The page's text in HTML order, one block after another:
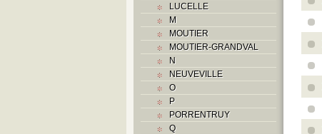
LUCELLE
M
MOUTIER
MOUTIER-GRANDVAL
N
NEUVEVILLE
O
P
PORRENTRUY
Q